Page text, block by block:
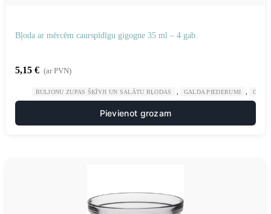
Bļoda ar mērcēm caurspīdīgu gigogne 35 ml – 4 gab.
5,15 € (ar PVN)
BULJONU ZUPAS ŠĶĪVJI UN SALĀTU BĻODAS GALDA PIEDERUMI
Pievienot grozam